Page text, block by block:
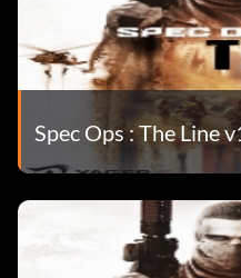
Spec Ops : The Line